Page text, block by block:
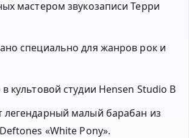
мастером звукозаписи Терри
специально для жанров рок и
культовой студии Hensen Studio B
легендарный малый барабан из
«White Pony».